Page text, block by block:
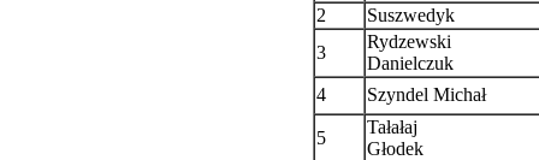
2
Suszwedyk
3
Rydzewski
Danielczuk
4
Szyndel Michał
5
Tałałaj
Głodek